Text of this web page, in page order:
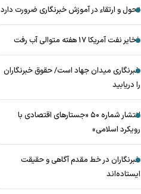
تحول و ارتقاء در آموزش خبرنگاری ضرورت دارد
ذخایر نفت آمریکا 17 هفته متوالی آب رفت
خبرنگاری میدان جهاد است/ حقوق خبرنگاران
را دریابید
انتشار شماره ۵۰ «جستارهای اقتصادی با
رویکرد اسلامی»
خبرنگاران در خط مقدم آگاهی و حقیقت
ایستاده‌اند